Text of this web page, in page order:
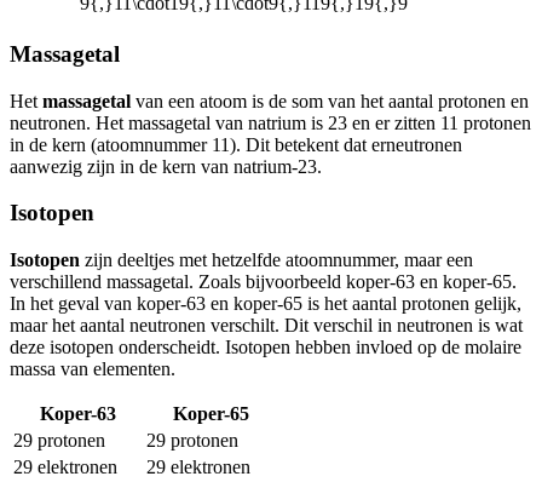
Massagetal
Het massagetal van een atoom is de som van het aantal protonen en
neutronen. Het massagetal van natrium is 23 en er zitten 11 protonen
in de kern (atoomnummer 11). Dit betekent dat erneutronen
aanwezig zijn in de kern van natrium-23.
Isotopen
Isotopen zijn deeltjes met hetzelfde atoomnummer, maar een
verschillend massagetal. Zoals bijvoorbeeld koper-63 en koper-65.
In het geval van koper-63 en koper-65 is het aantal protonen gelijk,
maar het aantal neutronen verschilt. Dit verschil in neutronen is wat
deze isotopen onderscheidt. Isotopen hebben invloed op de molaire
massa van elementen.
Koper-63
Koper-65
29 protonen
29 protonen
29 elektronen
29 elektronen